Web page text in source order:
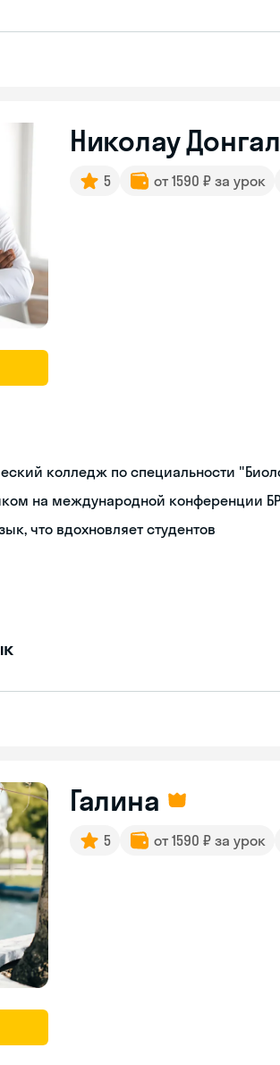
Николау
5 от 1590 ₽ за урок
колледж по специальности
на международной конференции
что вдохновляет студентов
Галина
5 от 1590 ₽ за урок